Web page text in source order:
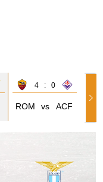
4 : 0
ROM vs ACF